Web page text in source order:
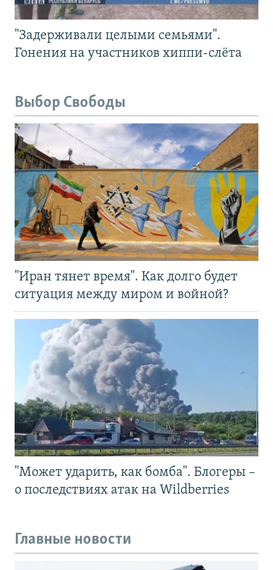
"Задерживали целыми семьями".
Гонения на участников хиппи-слёта
Выбор Свободы
"Иран тянет время". Как долго будет
ситуация между миром и войной?
"Может ударить, как бомба". Блогеры –
о последствиях атак на Wildberries
Главные новости